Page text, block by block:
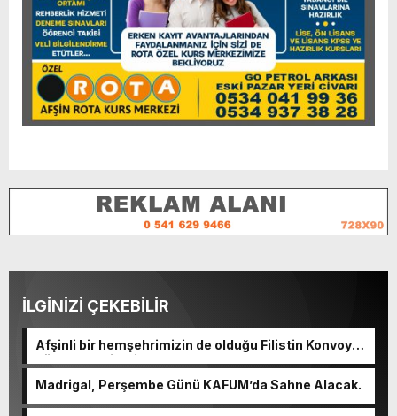
İLGİNİZİ ÇEKEBİLİR
Afşinli bir hemşehrimizin de olduğu Filistin Konvoyu,
güçlenerek ilerliyor.
Madrigal, Perşembe Günü KAFUM’da Sahne Alacak.